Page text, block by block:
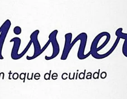
9º Curativo
10 º Gaze